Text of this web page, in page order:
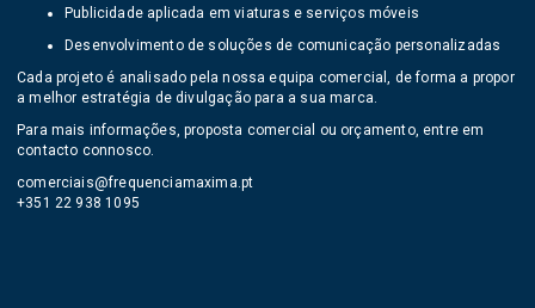
Publicidade aplicada em viaturas e serviços móveis
Desenvolvimento de soluções de comunicação personalizadas
Cada projeto é analisado pela nossa equipa comercial, de forma a propor
a melhor estratégia de divulgação para a sua marca.
Para mais informações, proposta comercial ou orçamento, entre em
contacto connosco.
comerciais@frequenciamaxima.pt
+351 22 938 1095